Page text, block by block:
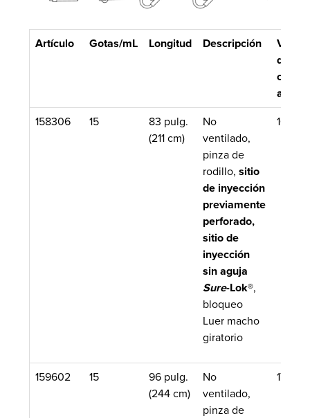
Artículo Gotas/mL Longitud Descripción
de
aprox.
158306 15
83 pulg.
(211 cm)
No
ventilado,
pinza de
rodillo, sitio
de inyección
previamente
perforado,
sitio de
inyección
sin aguja
Sure-Lok®,
bloqueo
Luer macho
giratorio
16 mL
159602 15
96 pulg.
(244 cm)
No
ventilado,
pinza de
17.7 mL